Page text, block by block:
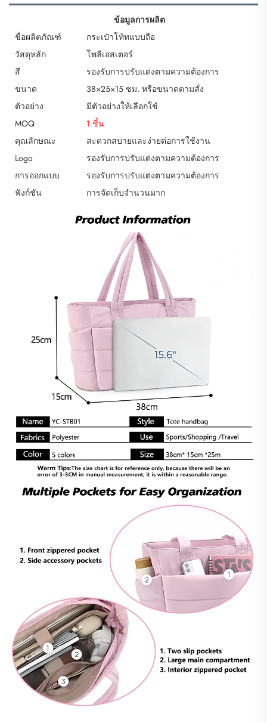
ข้อมูลการผลิต
ชื่อผลิตภัณฑ์
กระเป๋าโท้ทแบบถือ
วัสดุหลัก
โพลีเอสเตอร์
สี
รองรับการปรับแต่งตามความต้องการ
ขนาด
38×25×15 ซม. หรือขนาดตามสั่ง
ตัวอย่าง
มีตัวอย่างให้เลือกใช้
MOQ
1 ชิ้น
คุณลักษณะ
สะดวกสบายและง่ายต่อการใช้งาน
Logo
รองรับการปรับแต่งตามความต้องการ
การออกแบบ
รองรับการปรับแต่งตามความต้องการ
ฟังก์ชัน
การจัดเก็บจำนวนมาก